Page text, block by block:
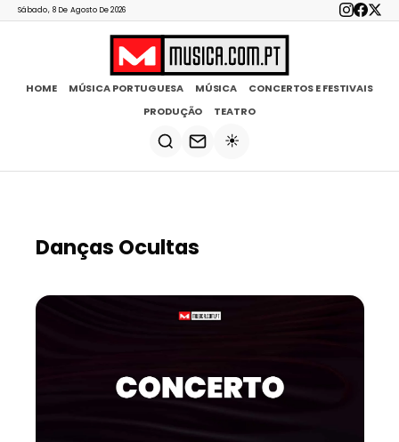
Sábado, 8 De Agosto De 2026
HOME MÚSICA PORTUGUESA MÚSICA
CONCERTOS E FESTIVAIS
PRODUÇÃO
TEATRO
☀️
Danças Ocultas